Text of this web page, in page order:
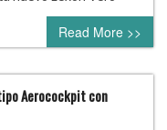
Read More >>
Aerocockpit con